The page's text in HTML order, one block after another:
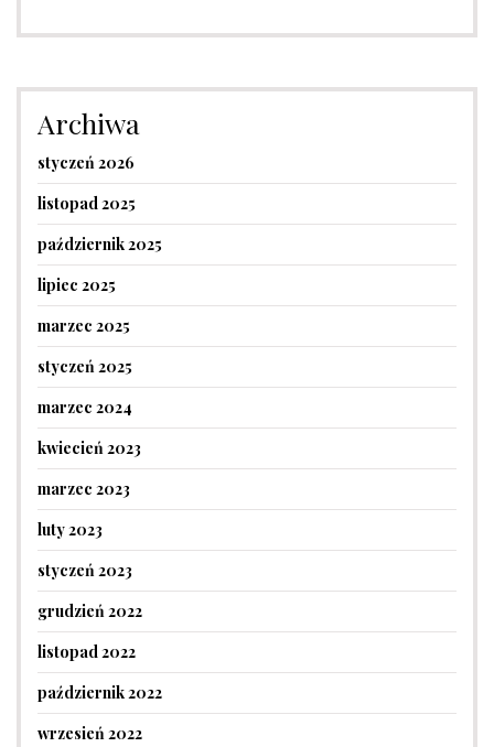
Archiwa
styczeń 2026
listopad 2025
październik 2025
lipiec 2025
marzec 2025
styczeń 2025
marzec 2024
kwiecień 2023
marzec 2023
luty 2023
styczeń 2023
grudzień 2022
listopad 2022
październik 2022
wrzesień 2022